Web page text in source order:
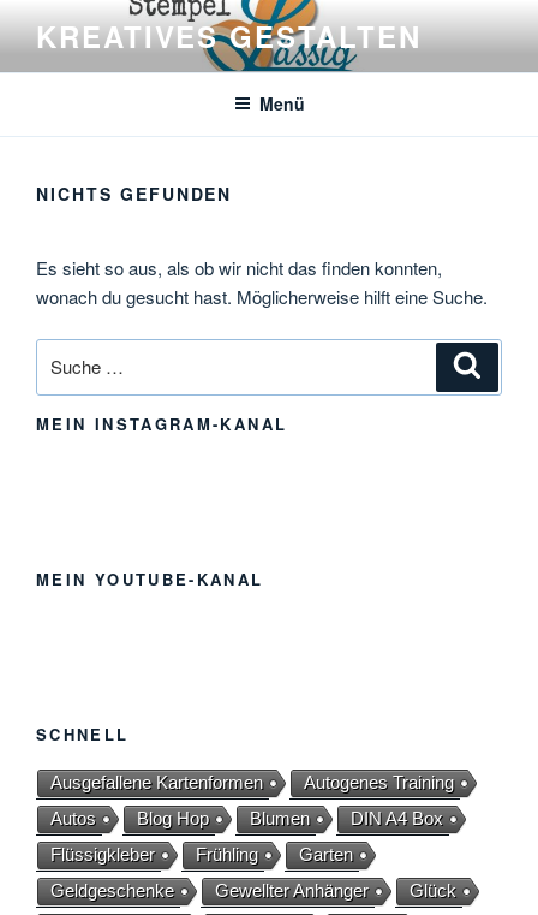
springen
KREATIVES GESTALTEN
Menü
NICHTS GEFUNDEN
Es sieht so aus, als ob wir nicht das finden konnten,
wonach du gesucht hast. Möglicherweise hilft eine Suche.
nach:
MEIN INSTAGRAM-KANAL
MEIN YOUTUBE-KANAL
SCHNELL
Ausgefallene Kartenformen
Autogenes Training
Autos
Blog Hop Blumen
DIN A4 Box
Flüssigkleber
Frühling
Garten
Geldgeschenke
Gewellter Anhänger
Glück